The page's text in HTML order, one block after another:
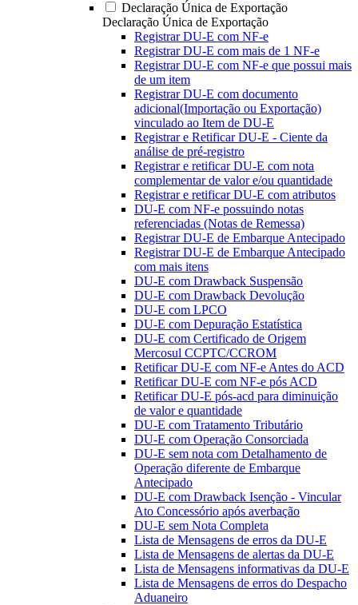
Declaração Única de Exportação
Declaração Única de Exportação
Registrar DU-E com NF-e
Registrar DU-E com mais de 1 NF-e
Registrar DU-E com NF-e que possui mais
de um item
Registrar DU-E com documento
adicional(Importação ou Exportação)
vinculado ao Item de DU-E
Registrar e Retificar DU-E - Ciente da
análise de pré-registro
Registrar e retificar DU-E com nota
complementar de valor e/ou quantidade
Registrar e retificar DU-E com atributos
DU-E com NF-e possuindo notas
referenciadas (Notas de Remessa)
Registrar DU-E de Embarque Antecipado
Registrar DU-E de Embarque Antecipado
com mais itens
DU-E com Drawback Suspensão
DU-E com Drawback Devolução
DU-E com LPCO
DU-E com Depuração Estatística
DU-E com Certificado de Origem
Mercosul CCPTC/CCROM
Retificar DU-E com NF-e Antes do ACD
Retificar DU-E com NF-e pós ACD
Retificar DU-E pós-acd para diminuição
de valor e quantidade
DU-E com Tratamento Tributário
DU-E com Operação Consorciada
DU-E sem nota com Detalhamento de
Operação diferente de Embarque
Antecipado
DU-E com Drawback Isenção - Vincular
Ato Concessório após averbação
DU-E sem Nota Completa
Lista de Mensagens de erros da DU-E
Lista de Mensagens de alertas da DU-E
Lista de Mensagens informativas da DU-E
Lista de Mensagens de erros do Despacho
Aduaneiro